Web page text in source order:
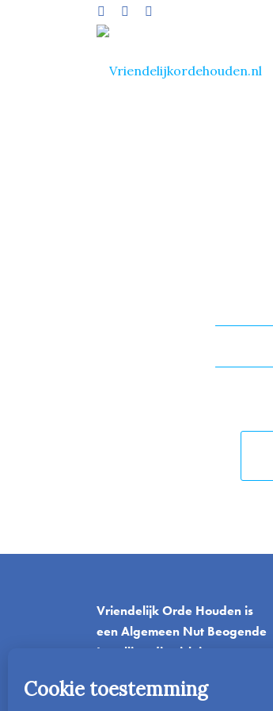
Vriendelijk Orde Houden is
een Algemeen Nut Beogende
Instelling die zich inzet voor